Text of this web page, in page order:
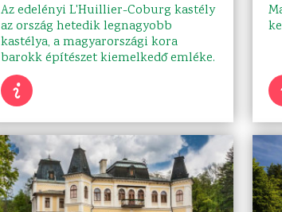
Az edelényi L'Huillier-Coburg kastély
az ország hetedik legnagyobb
kastélya, a magyarországi kora
barokk építészet kiemelkedő emléke.